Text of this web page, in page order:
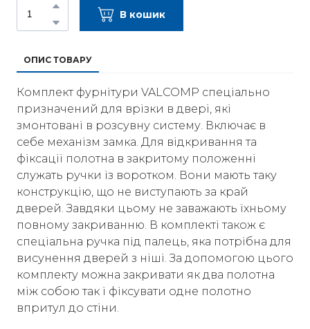
В кошик
ОПИС ТОВАРУ
Комплект фурнітури VALCOMP спеціально
призначений для врізки в двері, які
змонтовані в розсувну систему. Включає в
себе механізм замка. Для відкривання та
фіксації полотна в закритому положенні
служать ручки із воротком. Вони мають таку
конструкцію, що не виступають за край
дверей. Завдяки цьому не заважають їхньому
повному закриванню. В комплекті також є
спеціальна ручка під палець, яка потрібна для
висунення дверей з ніші. За допомогою цього
комплекту можна закривати як два полотна
між собою так і фіксувати одне полотно
впритул до стіни.